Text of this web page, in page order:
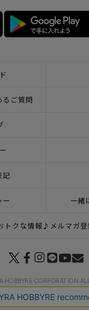
ご質問
記
ー 一緒
トクな情報♪メルマガ登
HOBBYRE CORPORATION